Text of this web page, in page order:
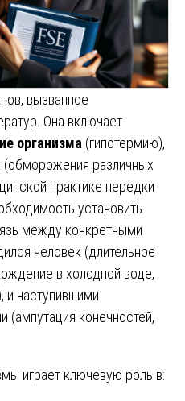
вызванное
Она включает
организма (гипотермию),
(обморожения различных
практике нередки
установить
между конкретными
человек (длительное
в холодной воде,
и наступившими
(ампутация конечностей,
играет ключевую роль в: